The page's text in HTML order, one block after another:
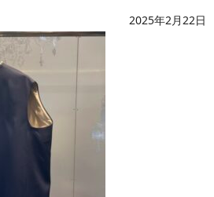
2025年2月22日